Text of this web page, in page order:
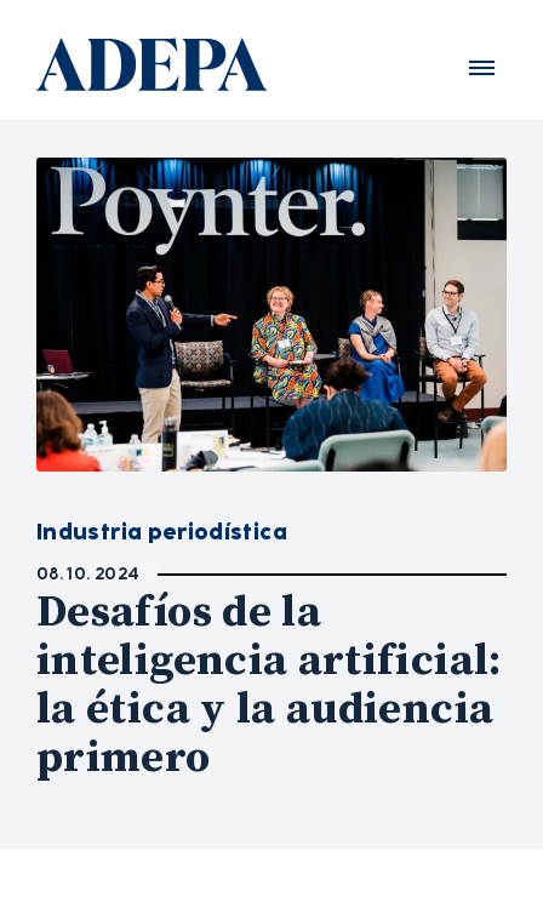
Industria periodística
08. 10. 2024
Desafíos de la
inteligencia artificial:
la ética y la audiencia
primero